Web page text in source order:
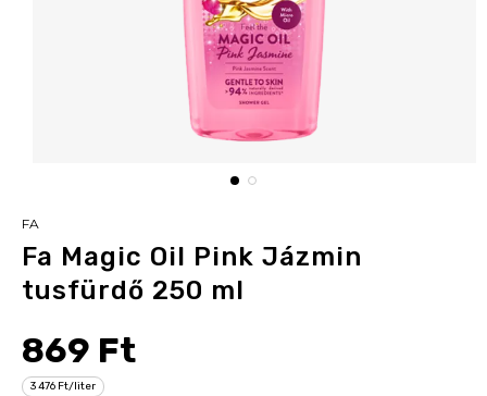
FA
Fa Magic Oil Pink Jázmin
tusfürdő 250 ml
869 Ft
3 476 Ft/liter